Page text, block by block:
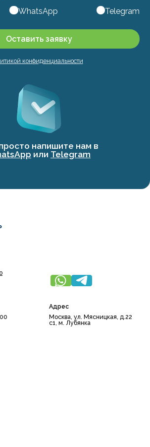
WhatsApp Telegram
Оставить заявку
конфиденциальности
напишите нам в
или Telegram
Адрес
Москва, ул. Мясницкая, д.22
с1, м. Лубянка